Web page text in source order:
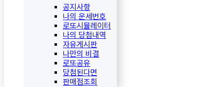
공지사항
나의 운세번호
로또시뮬레이터
나의 당첨내역
자유게시판
나만의 비결
로또공유
당첨된다면
판매점조회